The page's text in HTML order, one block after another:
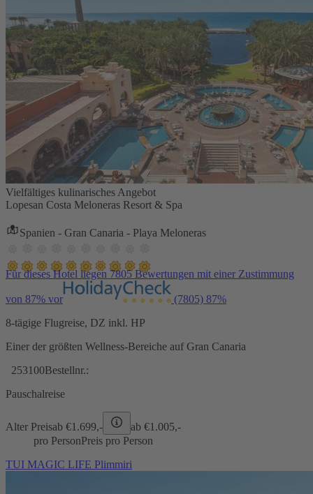
Vielfältiges kulinarisches Angebot
Lopesan Costa Meloneras Resort & Spa
Spanien - Gran Canaria - Playa Meloneras
Für dieses Hotel liegen 7805 Bewertungen mit einer Zustimmung
von 87% vor (7805) 87%
8-tägige Flugreise, DZ inkl. HP
Einer der größten Wellness-Bereiche auf Gran Canaria
253100Bestellnr.:
Pauschalreise
Alter Preisab €1.699,- ab €1.005,-
pro PersonPreis pro Person
TUI MAGIC LIFE Plimmiri